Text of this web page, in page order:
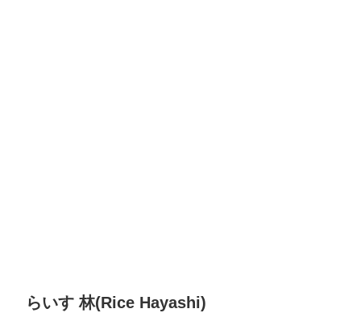
らいす 林(Rice Hayashi)